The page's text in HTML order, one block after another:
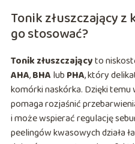
Tonik złuszczający
go stosować?
Tonik złuszczającyto
AHA,BHA lub PHA, który
komórki naskórka. Dzięki
pomaga rozjaśnić
i może wspierać regulację
peelingów kwasowych działa